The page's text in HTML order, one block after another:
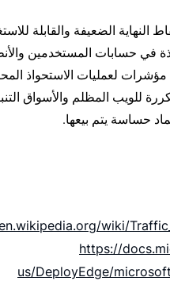
النهاية الضعيفة والقابلة
في حسابات المستخدمين
لعمليات الاستحواذ
للويب المظلم والأسواق
حساسة يتم بيعها.
wiki/
https://
us/DeployEdge/